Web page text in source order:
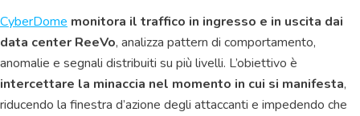
CyberDome monitora il traffico in ingresso e in uscita dai
data center ReeVo, analizza pattern di comportamento,
anomalie e segnali distribuiti su più livelli. L’obiettivo è
intercettare la minaccia nel momento in cui si manifesta,
riducendo la finestra d’azione degli attaccanti e impedendo che